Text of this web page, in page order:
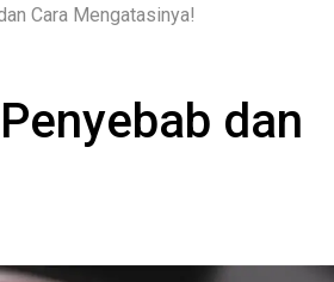
Cara Mengatasinya!
dan